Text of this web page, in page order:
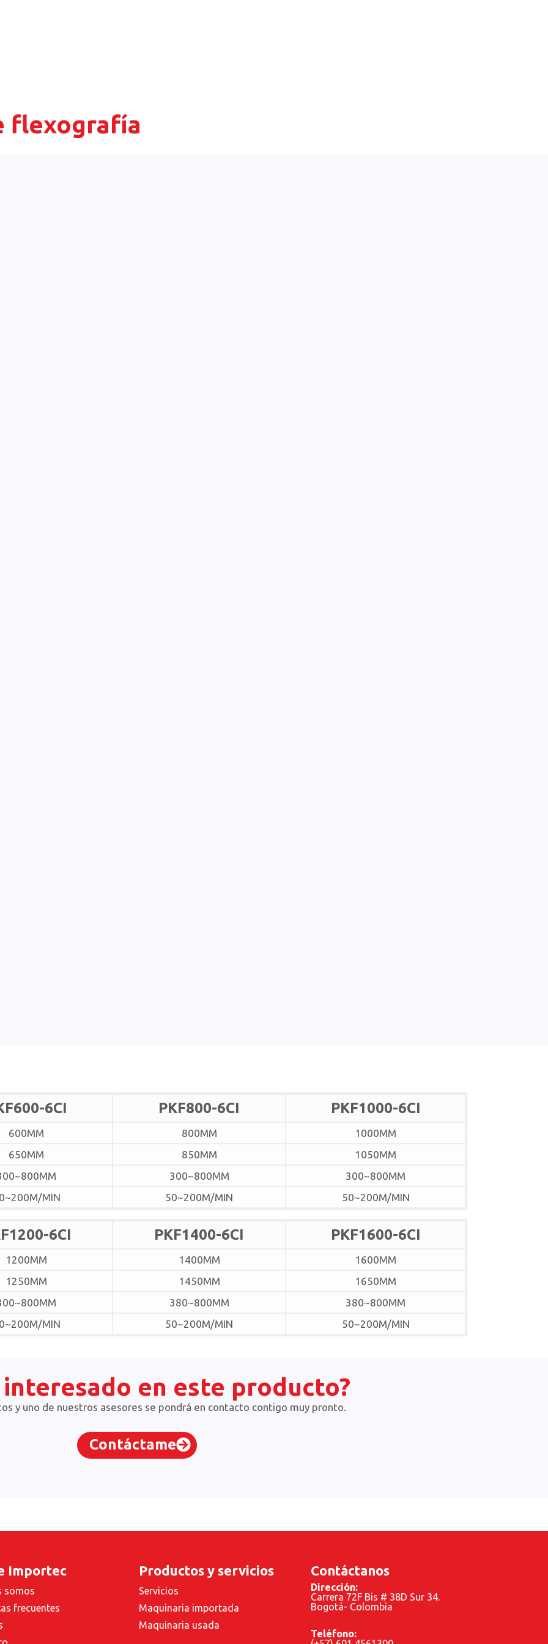
flexografía
6CI PKF800-6CI PKF1000-6CI
600MM 800MM
1000MM
650MM 850MM
1050MM
300~800MM
300~800MM
MIN 50~200M/MIN 50~200M/MIN
6CI PKF1400-6CI PKF1600-6CI
1200MM 1400MM
1600MM
1250MM 1450MM
1650MM
380~800MM
380~800MM
MIN 50~200M/MIN 50~200M/MIN
interesado en este producto?
y uno de nuestros asesores se pondrá en contacto contigo muy pronto.
Contáctame
Importec
somos
frecuentes
Productos y servicios
Servicios
Maquinaria importada
Maquinaria usada
Contáctanos
Dirección:
Carrera 72F Bis # 38D Sur 34.
Bogotá- Colombia
Teléfono: